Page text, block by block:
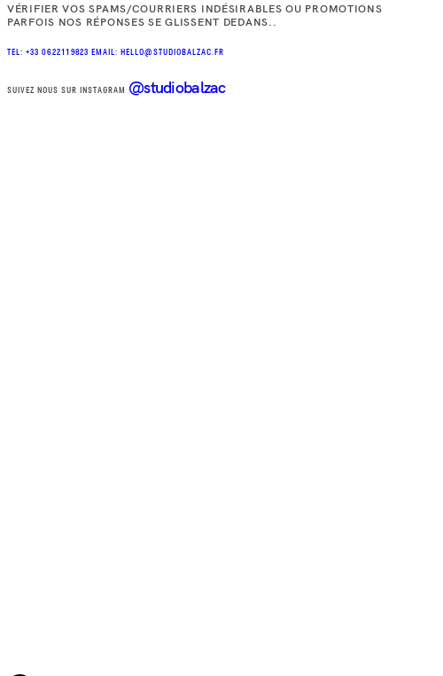
VÉRIFIER VOS SPAMS/COURRIERS INDÉSIRABLES OU PROMOTIONS
PARFOIS NOS RÉPONSES SE GLISSENT DEDANS..
TEL: +33 0622119823 EMAIL: HELLO@STUDIOBALZAC.FR
SUIVEZ NOUS SUR INSTAGRAM @studiobalzac